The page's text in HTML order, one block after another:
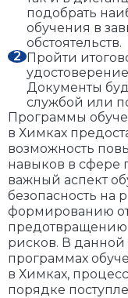
подобрать
обучения в
обстоятельств.
Пройти
Документы
службой или
Программы
в Химках
возможность
навыков в сфере
важный аспект
безопасность на
формированию
рисков. В данной
программах
в Химках,
порядке